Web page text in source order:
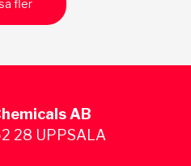
fler
AB
28 UPPSALA